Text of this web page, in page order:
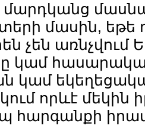
մասին, եթե
չեն առնչվում
կամ
կամ
որևէ մեկին
հարգանքի